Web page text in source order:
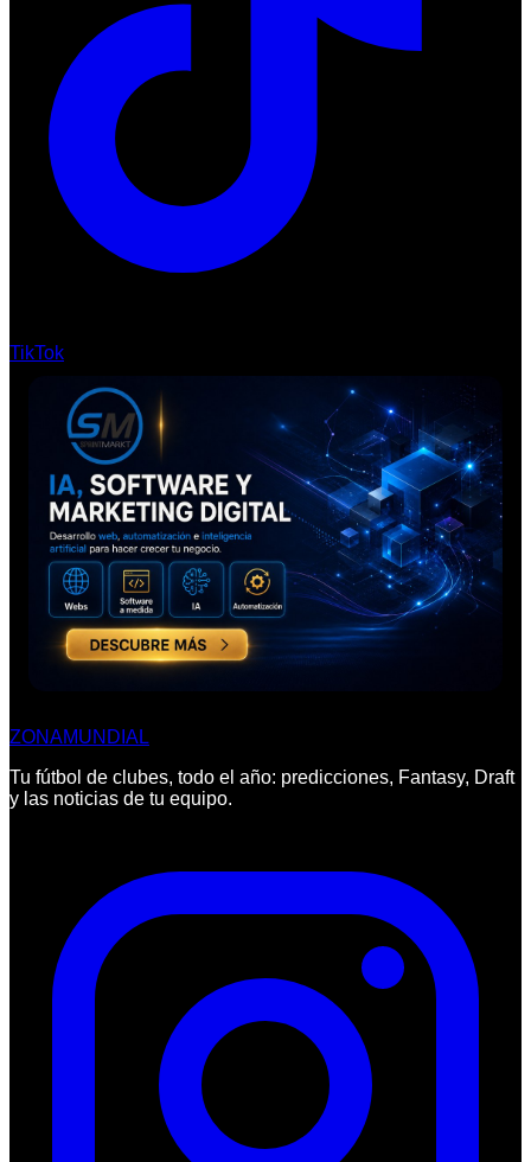
TikTok
ZONAMUNDIAL
Tu fútbol de clubes, todo el año: predicciones, Fantasy, Draft
y las noticias de tu equipo.